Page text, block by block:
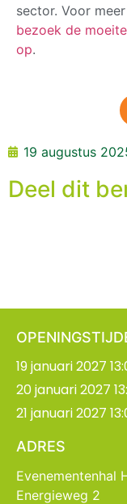
sector. Voor
bezoek de
op.
19 augustus
Deel dit
19 januari 2027
20 januari 2027
21 januari 2027
ADRES
Evenementenhal
Energieweg 2